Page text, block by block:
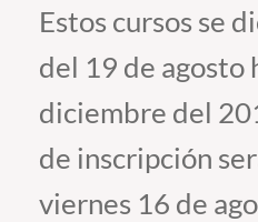
Admisión
Pregrado
Postgrado
Formación Continua
Estos cursos se
del 19 de agosto
diciembre del
de inscripción
viernes 16 de